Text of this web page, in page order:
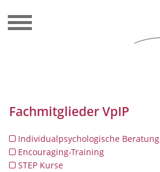
Fachmitglieder VpIP
Individualpsychologische Beratung
Encouraging-Training
STEP Kurse